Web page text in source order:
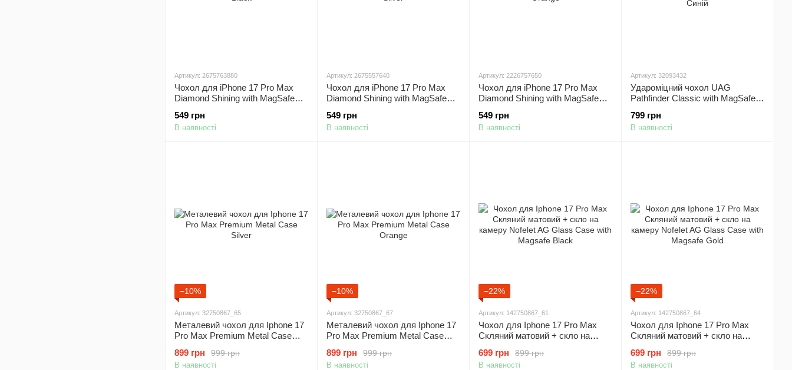
Артикул: 2675763880
Чохол для iPhone 17 Pro Max
Diamond Shining with MagSafe
549 грн
В наявності
Артикул: 2675557640
Чохол для iPhone 17 Pro Max
Diamond Shining with MagSafe
549 грн
В наявності
Артикул: 2226757650
Чохол для iPhone 17 Pro Max
Diamond Shining with MagSafe
549 грн
В наявності
Артикул: 32093432
Удароміцний чохол UAG
Pathfinder Classic with MagSafe
Синій
799 грн
В наявності
−10%
Артикул: 32750867_65
Металевий чохол для Iphone 17
Pro Max Premium Metal Case
999 грн
899 грн
В наявності
−10%
Артикул: 32750867_67
Металевий чохол для Iphone 17
Pro Max Premium Metal Case
999 грн
899 грн
В наявності
−22%
Артикул: 142750867_61
Чохол для Iphone 17 Pro Max
Скляний матовий + скло на
with Magsafe Black
899 грн
699 грн
В наявності
−22%
Артикул: 142750867_64
Чохол для Iphone 17 Pro Max
Скляний матовий + скло на
with Magsafe Gold
899 грн
699 грн
В наявності